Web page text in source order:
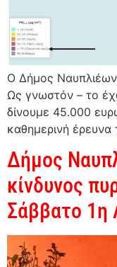
Ο Δήμος Ναυπλιέων
Ως γνωστόν – το
δίνουμε 45.000
καθημερινή έρευνα
Δήμος
κίνδυνος
Σάββατο 1η